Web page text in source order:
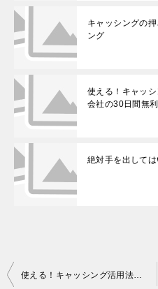
キャッシングの
ング
使える！キャッ
会社の30日間無
絶対手を出して
投
使える！キャッシング活用法：一部のキャッシング会社の30日間無利息キャンペーンに注意